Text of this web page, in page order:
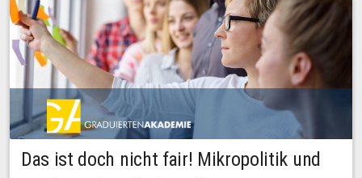
Das ist doch nicht fair! Mikropolitik und